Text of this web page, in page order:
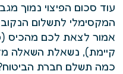
עוד סכום הפיצוי נמוך
המקסימלי לתשלום
אמור לצאת לכם מהכיס
קיימת), נשאלת השאלה
כמה תשלם חברת הביטוח?